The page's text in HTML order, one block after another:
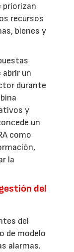
priorizan
recursos
bienes y
un
durante
y
un
como
la
del
del
de modelo
alarmas.